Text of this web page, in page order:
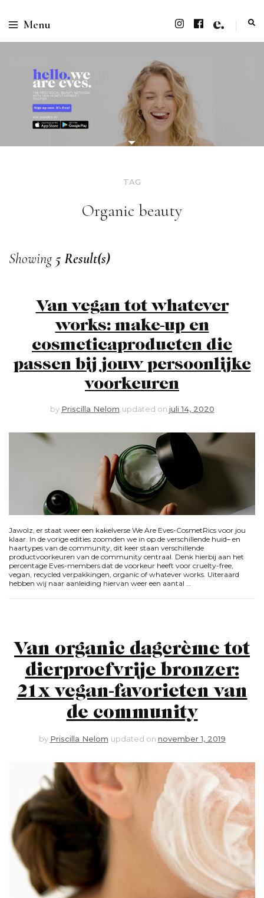
Menu
TAG
Organic beauty
Showing 5 Result(s)
Van vegan tot whatever
works: make-up en
cosmeticaproducten die
passen bij jouw persoonlijke
voorkeuren
by Priscilla Nelom updated on juli 14, 2020
Jawolz, er staat weer een kakelverse We Are Eves-CosmetRics voor jou
klaar. In de vorige edities zoomden we in op de verschillende huid– en
haartypes van de community, dit keer staan verschillende
productvoorkeuren van de community centraal. Denk hierbij aan het
percentage Eves-members dat de voorkeur heeft voor cruelty-free,
vegan, recycled verpakkingen, organic of whatever works. Uiteraard
hebben wij naar aanleiding hiervan weer een aantal …
Van organic dagcrème tot
dierproefvrije bronzer:
21x vegan-favorieten van
de community
by Priscilla Nelom updated on november 1, 2019